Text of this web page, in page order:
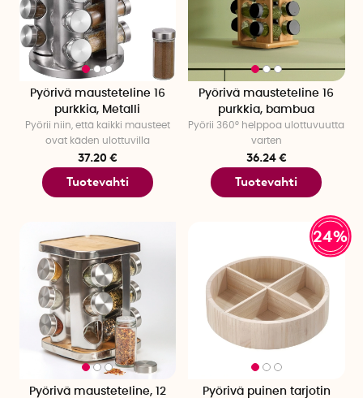
Pyörivä mausteteline 16
purkkia, Metalli
Pyörii niin, että kaikki mausteet
ovat käden ulottuvilla
37.20 €
Tuotevahti
Pyörivä mausteteline 16
purkkia, bambua
Pyörii 360° helppoa ulottuvuutta
varten
36.24 €
Tuotevahti
Pyörivä mausteteline, 12
24%
Pyörivä puinen tarjotin